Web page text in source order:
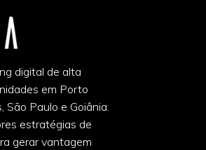
digital de alta
em Porto
São Paulo e Goiânia.
estratégias de
gerar vantagem